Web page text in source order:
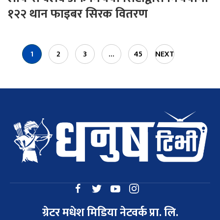
१२२ थान फाइबर सिरक वितरण
1 2 3 … 45
NEXT
ग्रेटर मधेश मिडिया नेटवर्क प्रा. लि.